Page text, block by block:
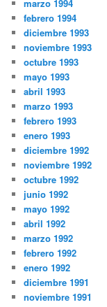
marzo 1994
febrero 1994
diciembre 1993
noviembre 1993
octubre 1993
mayo 1993
abril 1993
marzo 1993
febrero 1993
enero 1993
diciembre 1992
noviembre 1992
octubre 1992
junio 1992
mayo 1992
abril 1992
marzo 1992
febrero 1992
enero 1992
diciembre 1991
noviembre 1991